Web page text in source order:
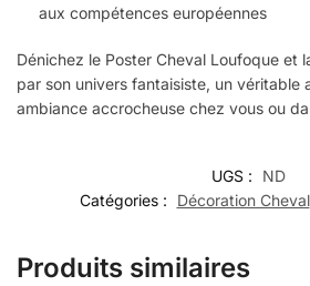
aux compétences européennes
Dénichez le Poster Cheval Loufoque et
par son univers fantaisiste, un véritable
ambiance accrocheuse chez vous ou
UGS :
ND
Catégories :
Décoration Cheval
Produits similaires